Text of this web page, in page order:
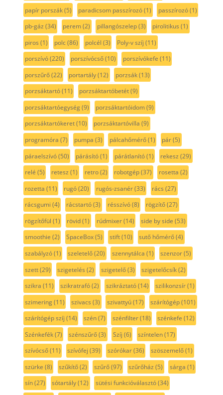
papír porszák(5) paradicsom passzírozó(1) passzírozó(1)
pb-gáz (34) perem(2) pillangószelep(3) pirolitikus (1)
piros (1) polc(86) polcél (3) Poly-v szíj (11)
porszívó(220) porszívócső(10) porszívókefe (11)
porszűrő(22) portartály(12) porzsák(13)
porzsáktartó(11) porzsáktartóbetét(9)
porzsáktartóegység(9) porzsáktartóidom(9)
porzsáktartókeret(10) porzsáktartóvilla (9)
programóra (7) pumpa (3) pálcahőmérő(1) pár(5)
páraelszívó(50) párásító(1) párátlanító(1) rekesz (29)
relé (5) retesz (1) retro(2) robotgép(37) rosetta (2)
rozetta (11) rugó(20) rugós-zsanér(33) rács (27)
rácsgumi (4) rácstartó(3) résszívó(8) rögzítő(27)
rögzítőfül (1) rövid(1) rúdmixer(14) side by side (53)
smoothie (2) SpaceBox(5) stift(10) sutő hőmérő(4)
szabályzó(1) szeletelő(20) szennytálca (1) szenzor(5)
szett(29) szigetelés (2) szigetelő(3) szigetelőcsík(2)
szikra (11) szikratrafó(2) szikráztató(14) szilikonzsír(1)
szimering(11) szivacs (3) szivattyú(17) szárítógép(101)
szárítógép szíj (14) szén(7) szénfilter(18) szénkefe (12)
Szénkefék(7) szénszűrő(3) Szíj (6) színtelen(17)
szívócső(11) szívófej (39) szórókar(36) szöszemelő(1)
szürke (8) szűkítő(2) szűrő(97) szűrőház (5) sárga (1)
sín(27) sótartály(12) sütési funkcióválasztó(34)